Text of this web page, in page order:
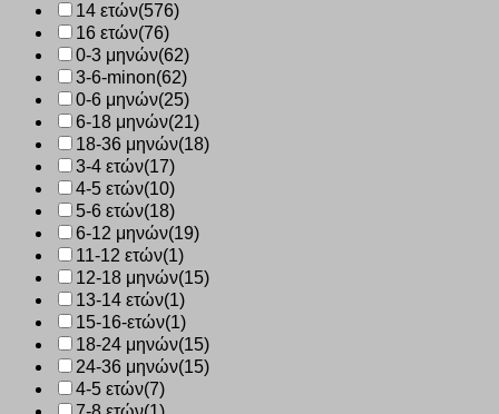
14 ετών(576)
16 ετών(76)
0-3 μηνών(62)
3-6-minon(62)
0-6 μηνών(25)
6-18 μηνών(21)
18-36 μηνών(18)
3-4 ετών(17)
4-5 ετών(10)
5-6 ετών(18)
6-12 μηνών(19)
11-12 ετών(1)
12-18 μηνών(15)
13-14 ετών(1)
15-16-ετών(1)
18-24 μηνών(15)
24-36 μηνών(15)
4-5 ετών(7)